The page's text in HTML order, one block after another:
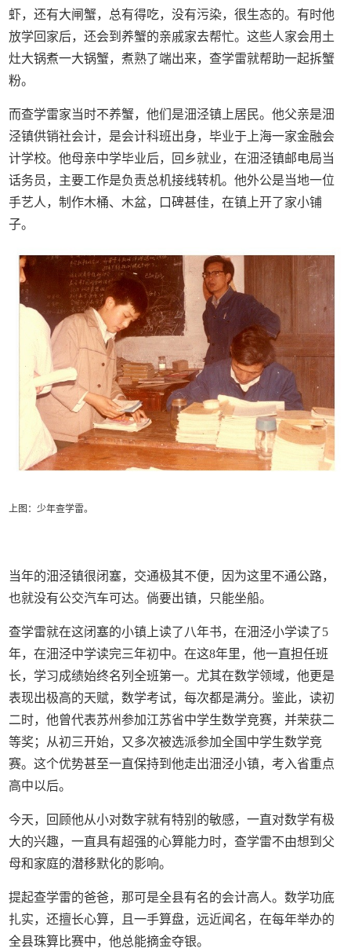
虾，还有大闸蟹，总有得吃，没有污染，很生态的。有时他
放学回家后，还会到养蟹的亲戚家去帮忙。这些人家会用土
灶大锅煮一大锅蟹，煮熟了端出来，查学雷就帮助一起拆蟹
粉。
而查学雷家当时不养蟹，他们是沺泾镇上居民。他父亲是沺
泾镇供销社会计，是会计科班出身，毕业于上海一家金融会
计学校。他母亲中学毕业后，回乡就业，在沺泾镇邮电局当
话务员，主要工作是负责总机接线转机。他外公是当地一位
手艺人，制作木桶、木盆，口碑甚佳，在镇上开了家小铺
子。
上图：少年查学雷。
当年的沺泾镇很闭塞，交通极其不便，因为这里不通公路，
也就没有公交汽车可达。倘要出镇，只能坐船。
查学雷就在这闭塞的小镇上读了八年书，在沺泾小学读了5
年，在沺泾中学读完三年初中。在这8年里，他一直担任班
长，学习成绩始终名列全班第一。尤其在数学领域，他更是
表现出极高的天赋，数学考试，每次都是满分。鉴此，读初
二时，他曾代表苏州参加江苏省中学生数学竞赛，并荣获二
等奖；从初三开始，又多次被选派参加全国中学生数学竞
赛。这个优势甚至一直保持到他走出沺泾小镇，考入省重点
高中以后。
今天，回顾他从小对数字就有特别的敏感，一直对数学有极
大的兴趣，一直具有超强的心算能力时，查学雷不由想到父
母和家庭的潜移默化的影响。
提起查学雷的爸爸，那可是全县有名的会计高人。数学功底
扎实，还擅长心算，且一手算盘，远近闻名，在每年举办的
全县珠算比赛中，他总能摘金夺银。